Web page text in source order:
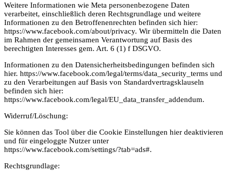
Weitere Informationen wie Meta personenbezogene Daten
verarbeitet, einschließlich deren Rechtsgrundlage und weitere
Informationen zu den Betroffenenrechten befinden sich hier:
https://www.facebook.com/about/privacy. Wir übermitteln die Daten
im Rahmen der gemeinsamen Verantwortung auf Basis des
berechtigten Interesses gem. Art. 6 (1) f DSGVO.
Informationen zu den Datensicherheitsbedingungen befinden sich
hier. https://www.facebook.com/legal/terms/data_security_terms und
zu den Verarbeitungen auf Basis von Standardvertragsklauseln
befinden sich hier:
https://www.facebook.com/legal/EU_data_transfer_addendum.
Widerruf/Löschung:
Sie können das Tool über die Cookie Einstellungen hier deaktivieren
und für eingeloggte Nutzer unter
https://www.facebook.com/settings/?tab=ads#.
Rechtsgrundlage: